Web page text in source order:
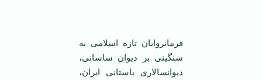
فرمانروایان تازه اسلامی به
سنگینی بر دیوان ساسانی،
دیوانسالاری باستانی ایران،